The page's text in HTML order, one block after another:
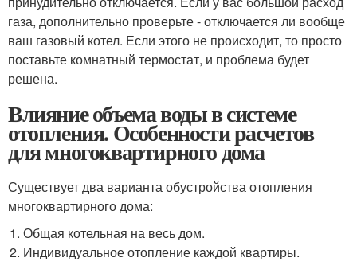
газа, дополнительно проверьте - отключается ли вообще
ваш газовый котел. Если этого не происходит, то просто
поставьте комнатный термостат, и проблема будет
решена.
Влияние объема воды в системе
отопления. Особенности расчетов
для многоквартирного дома
Существует два варианта обустройства отопления
многоквартирного дома:
Общая котельная на весь дом.
Индивидуальное отопление каждой квартиры.